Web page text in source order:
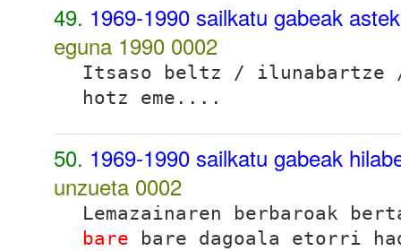
49. 1969-1990 sailkatu gabeak
eguna 1990 0002
Itsaso beltz /
hotz eme... .
50. 1969-1990 sailkatu gabeak
unzueta 0002
Lemazainaren berbaroak
bare bare dagoala etorri